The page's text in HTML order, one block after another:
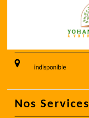
indisponible
Nos Services